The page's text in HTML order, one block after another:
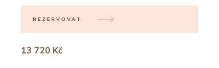
REZERVOVAT
13 720 Kč